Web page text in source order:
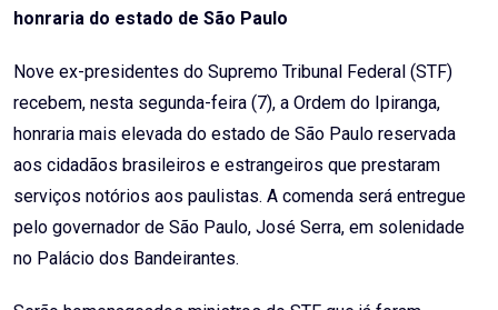
honraria do estado de São Paulo
Nove ex-presidentes do Supremo Tribunal Federal (STF)
recebem, nesta segunda-feira (7), a Ordem do Ipiranga,
honraria mais elevada do estado de São Paulo reservada
aos cidadãos brasileiros e estrangeiros que prestaram
serviços notórios aos paulistas. A comenda será entregue
pelo governador de São Paulo, José Serra, em solenidade
no Palácio dos Bandeirantes.